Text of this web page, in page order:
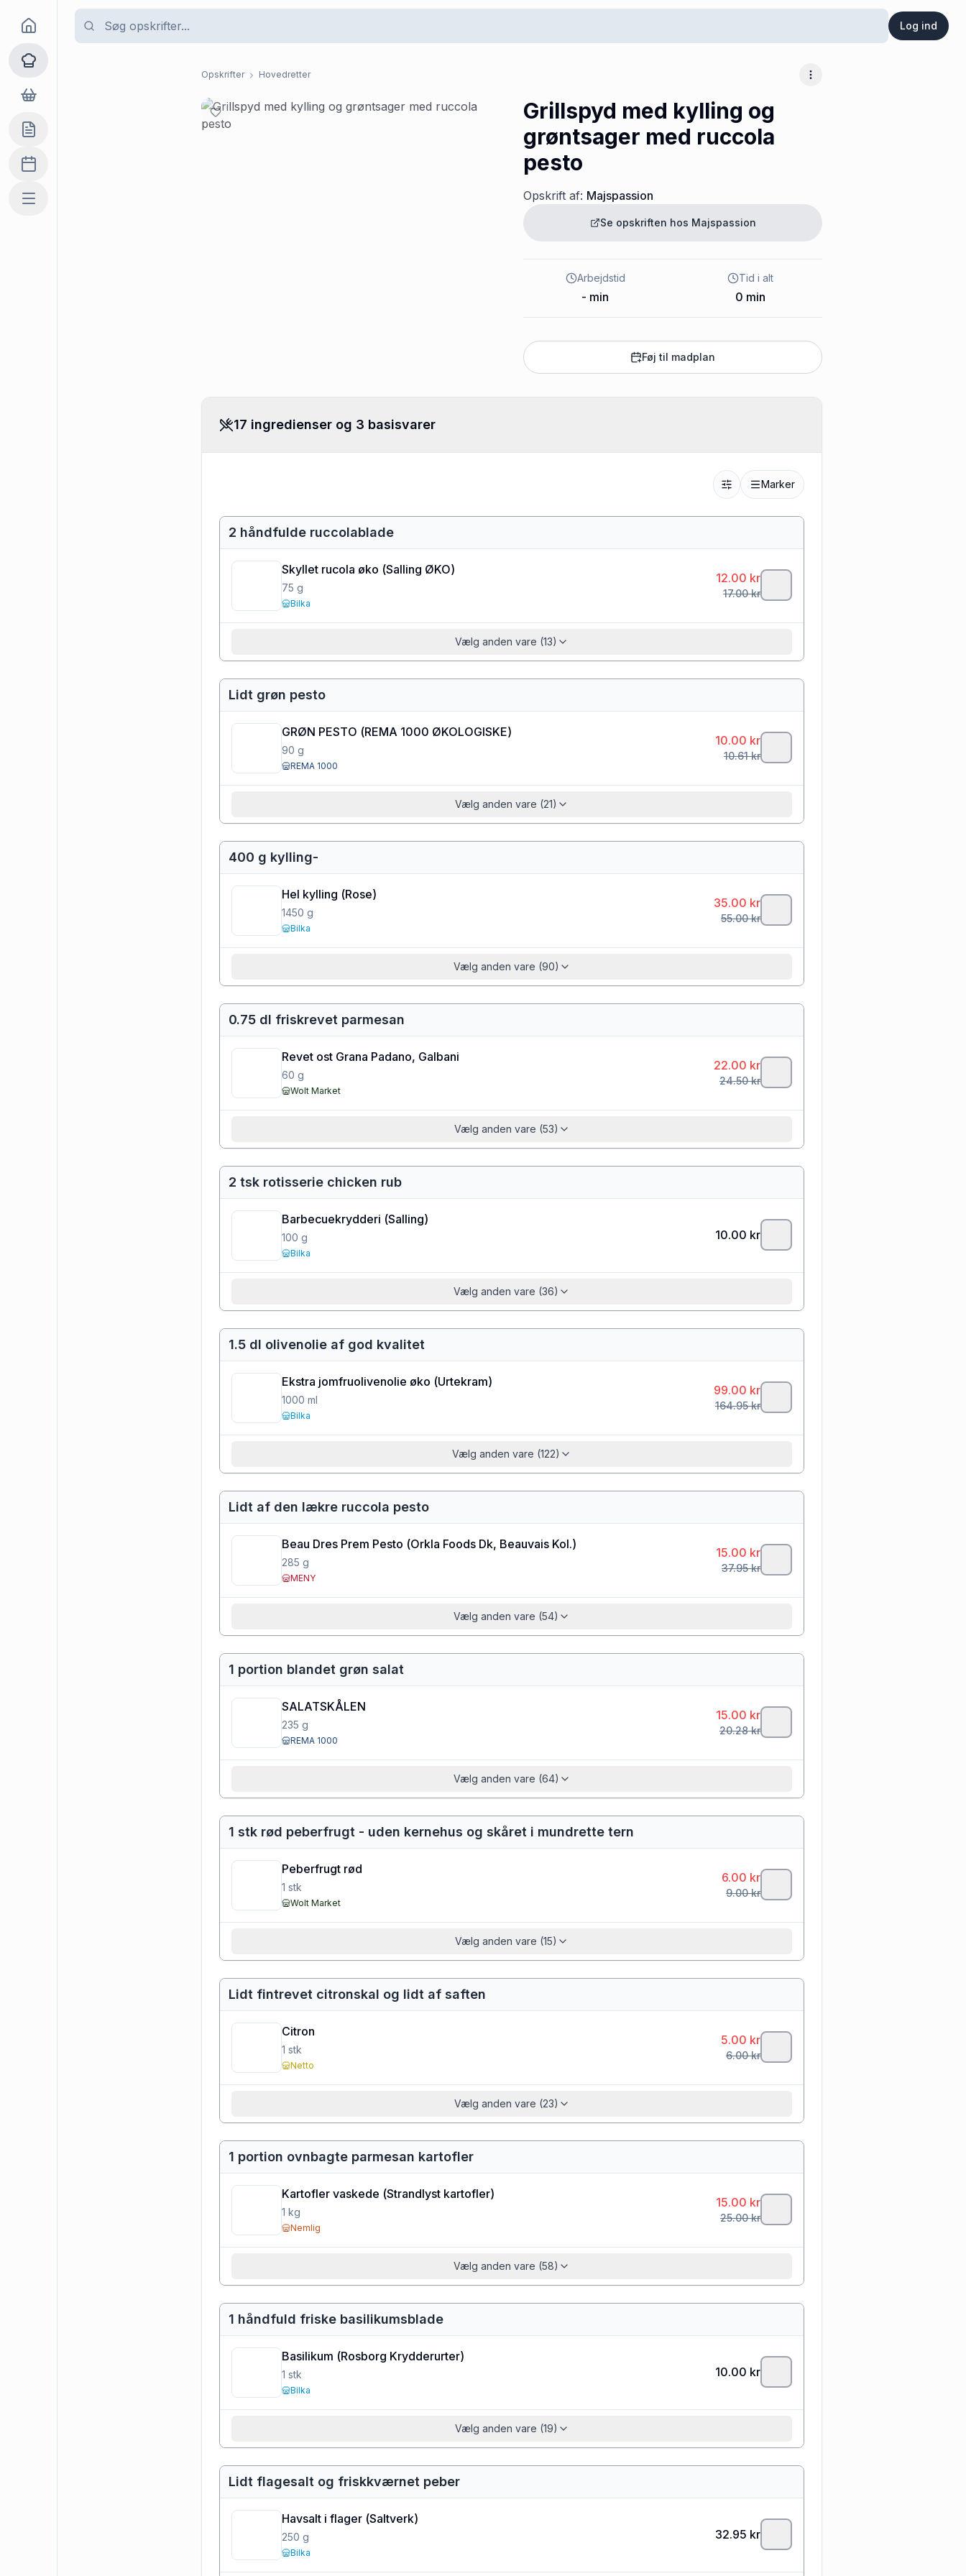
Log ind
Goma
Opskrifter
Dagligvarer
Indkøbslisten
Madplan
Mere
Opskrifter Hovedretter Flere muligheder
Grillspyd med kylling og
grøntsager med ruccola
pesto
Opskrift af: Majspassion
Se opskriften hos Majspassion
Arbejdstid
- min
Tid i alt
0 min
Føj til madplan
17 ingredienser og 3 basisvarer
Marker
2 håndfulde ruccolablade
Skyllet rucola øko (Salling ØKO)
75 g
Bilka
12.00 kr
17.00kr
Vælg anden vare (13)
Lidt grøn pesto
GRØN PESTO (REMA 1000 ØKOLOGISKE)
90 g
REMA 1000
10.00 kr
10.61kr
Vælg anden vare (21)
400 g kylling-
Hel kylling (Rose)
1450 g
Bilka
35.00 kr
55.00kr
Vælg anden vare (90)
0.75 dl friskrevet parmesan
Revet ost Grana Padano, Galbani
60 g
Wolt Market
22.00 kr
24.50kr
Vælg anden vare (53)
2 tsk rotisserie chicken rub
Barbecuekrydderi (Salling)
100 g
Bilka
10.00 kr
Vælg anden vare (36)
1.5 dl olivenolie af god kvalitet
Ekstra jomfruolivenolie øko (Urtekram)
1000 ml
Bilka
99.00 kr
164.95kr
Vælg anden vare (122)
Lidt af den lækre ruccola pesto
Beau Dres Prem Pesto (Orkla Foods Dk, Beauvais Kol.)
285 g
MENY
15.00 kr
37.95kr
Vælg anden vare (54)
1 portion blandet grøn salat
SALATSKÅLEN
235 g
REMA 1000
15.00 kr
20.28kr
Vælg anden vare (64)
1 stk rød peberfrugt - uden kernehus og skåret i mundrette tern
Peberfrugt rød
1 stk
Wolt Market
6.00 kr
9.00kr
Vælg anden vare (15)
Lidt fintrevet citronskal og lidt af saften
Citron
1 stk
Netto
5.00 kr
6.00kr
Vælg anden vare (23)
1 portion ovnbagte parmesan kartofler
Kartofler vaskede (Strandlyst kartofler)
1 kg
Nemlig
15.00 kr
25.00kr
Vælg anden vare (58)
1 håndfuld friske basilikumsblade
Basilikum (Rosborg Krydderurter)
1 stk
Bilka
10.00 kr
Vælg anden vare (19)
Lidt flagesalt og friskkværnet peber
Havsalt i flager (Saltverk)
250 g
Bilka
32.95 kr